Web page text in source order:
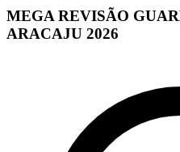
MEGA REVISÃO
ARACAJU 2026